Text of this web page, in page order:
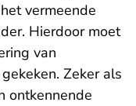
vermeende
Hierdoor moet
van
Zeker als
ontkennende